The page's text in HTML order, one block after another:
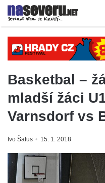
Basketbal –
mladší žáci
Varnsdorf vs
Ivo Šafus 15. 1. 2018